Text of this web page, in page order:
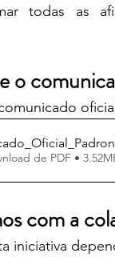
todas as
o
de PDF •
com a
iniciativa